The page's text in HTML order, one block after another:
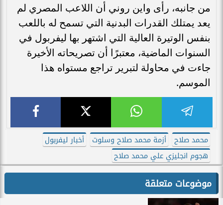
من جانبه، رأى واين روني أن اللاعب المصري لم
يعد يمتلك القدرات البدنية التي تسمح له باللعب
بنفس الوتيرة العالية التي اشتهر بها ليفربول في
السنوات الماضية، معتبرًا أن تصريحاته الأخيرة
جاءت في محاولة لتبرير تراجع مستواه هذا
الموسم.
محمد صلاح أزمة محمد صلاح وسلوت
أخبار ليفربول
هجوم انجليزي علي محمد صلاح
موضوعات متعلقة